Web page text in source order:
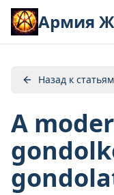
Армия
Назад к статьям
A